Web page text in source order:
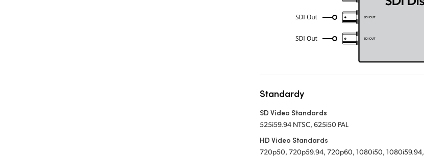
Standardy
SD Video Standards
525i59.94 NTSC, 625i50 PAL
HD Video Standards
720p50, 720p59.94, 720p60, 1080i50, 1080i59.94,